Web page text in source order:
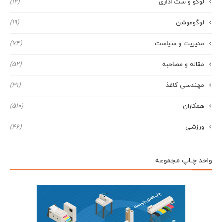
لوگو و ست اداری (12)
لوگوموشن (19)
مدیریت و سیاست (74)
مقاله و مصاحبه (52)
مهندسی کاغذ (31)
همکاران (510)
ورزشی (46)
واحد چـاپ مجموعه